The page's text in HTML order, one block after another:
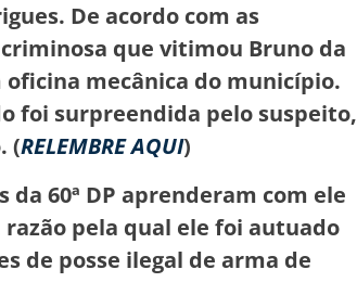
De acordo com as
que vitimou Bruno da
oficina mecânica do município.
foi surpreendida pelo suspeito,
(RELEMBRE AQUI)
60ª DP aprenderam com ele
pela qual ele foi autuado
de posse ilegal de arma de